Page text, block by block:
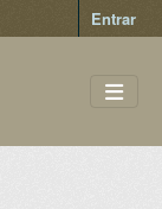
Entrar